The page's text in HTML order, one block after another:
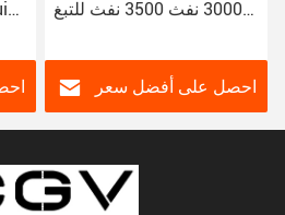
3000 نفث 3500 نفث للتبغ
احصل على أفضل سعر